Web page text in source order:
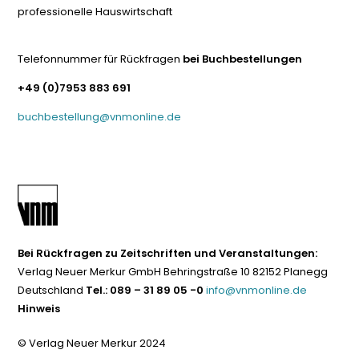
professionelle Hauswirtschaft
Telefonnummer für Rückfragen bei Buchbestellungen
+49 (0)7953 883 691
buchbestellung@vnmonline.de
Bei Rückfragen zu Zeitschriften und Veranstaltungen:
Verlag Neuer Merkur GmbH Behringstraße 10 82152 Planegg
Deutschland Tel.: 089 – 31 89 05 -0 info@vnmonline.de
Hinweis
© Verlag Neuer Merkur 2024